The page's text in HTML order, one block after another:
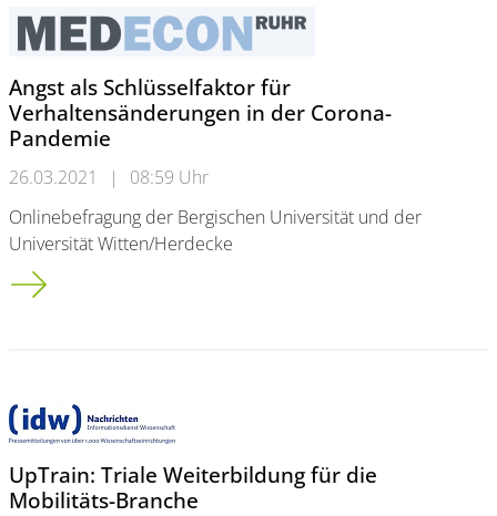
Angst als Schlüsselfaktor für
Verhaltensänderungen in der Corona-
Pandemie
26.03.2021 |
08:59 Uhr
Onlinebefragung der Bergischen Universität und der
Universität Witten/Herdecke
Angst als Schlüsselfaktor für Verhaltensänderungen in der
UpTrain: Triale Weiterbildung für die
Mobilitäts-Branche